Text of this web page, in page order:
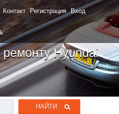
Контакт Регистрация Вход
ремонту Hyundai